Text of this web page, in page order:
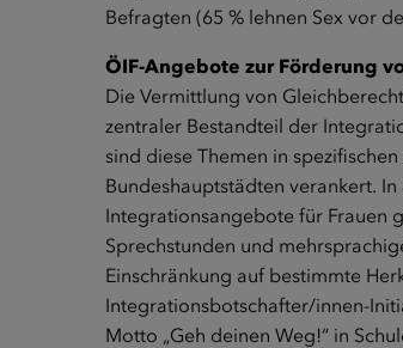
Befragten (65 % lehnen Sex vor
ÖIF-Angebote zur Förderung
Die Vermittlung von
zentraler Bestandteil der
sind diese Themen in
Bundeshauptstädten verankert.
Integrationsangebote für Frauen
Sprechstunden und
Einschränkung auf bestimmte
Integrationsbotschafter/innen-
Motto „Geh deinen Weg!“ in